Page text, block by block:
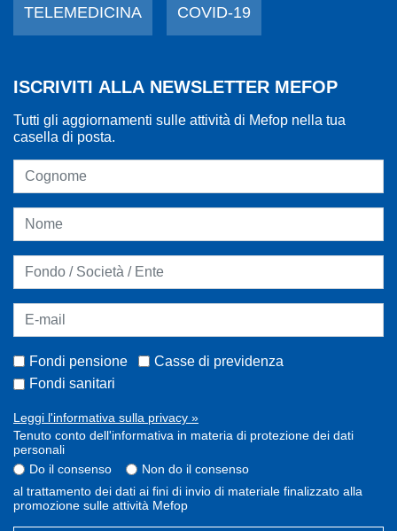
TELEMEDICINA COVID-19
ISCRIVITI ALLA NEWSLETTER MEFOP
Tutti gli aggiornamenti sulle attività di Mefop nella tua
casella di posta.
Fondi pensione
Casse di previdenza
Fondi sanitari
Leggi l'informativa sulla privacy »
Tenuto conto dell'informativa in materia di protezione dei dati
personali
Do il consenso
Non do il consenso
al trattamento dei dati ai fini di invio di materiale finalizzato alla
promozione sulle attività Mefop